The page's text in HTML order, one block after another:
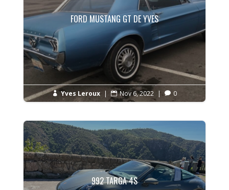
FORD MUSTANG GT DE YVES
 Yves Leroux |  Nov 6, 2022 |  0
992 TARGA 4S